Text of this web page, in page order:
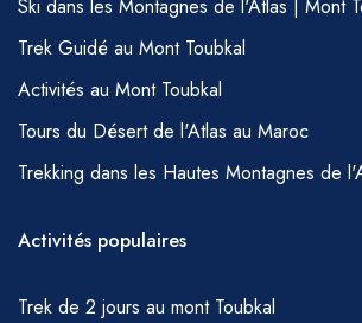
– ils prépareront, bien sûr, le
habituel dans le cadre de leurs
EAU
Il est important de boire
pendant votre randonnée ; de
Imlil. Il est également possible
nombreux villages et au départ
possible, de boire, fumer et
immédiatement devant eux
– ils prépareront, bien sûr, le
Eau
Il est important de boire
pendant votre randonnée ; de
Imlil. Il est également possible
Ski dans les Montagnes de l'Atlas | Mont
Trek Guidé au Mont Toubkal
Activités au Mont Toubkal
Tours du Désert de l'Atlas au Maroc
Trekking dans les Hautes Montagnes de
Activités populaires
Trek de 2 jours au mont Toubkal